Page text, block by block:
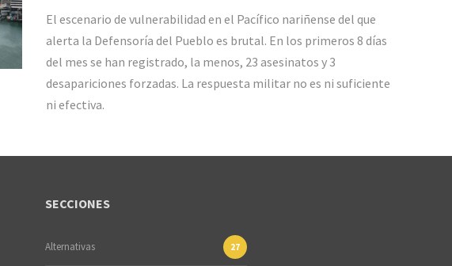
El escenario de vulnerabilidad en el Pacífico nariñense del que
alerta la Defensoría del Pueblo es brutal. En los primeros 8 días
del mes se han registrado, la menos, 23 asesinatos y 3
desapariciones forzadas. La respuesta militar no es ni suficiente
ni efectiva.
SECCIONES
Alternativas 27